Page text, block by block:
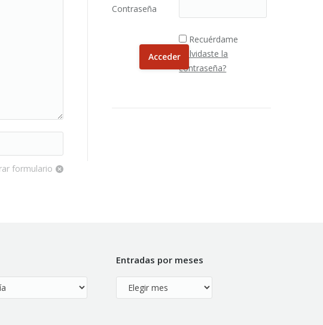
formulario
Contraseña
Recuérdame
¿Olvidaste la
contraseña?
Entradas por meses
Entradas
por